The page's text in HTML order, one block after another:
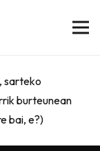
sarteko
burteunean
bai, e?)